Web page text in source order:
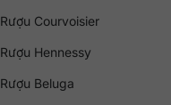
Rượu Courvoisier
Rượu Hennessy
Rượu Beluga